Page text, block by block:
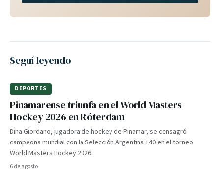
Seguí leyendo
DEPORTES
Pinamarense triunfa en el World Masters
Hockey 2026 en Róterdam
Dina Giordano, jugadora de hockey de Pinamar, se consagró
campeona mundial con la Selección Argentina +40 en el torneo
World Masters Hockey 2026.
6 de agosto